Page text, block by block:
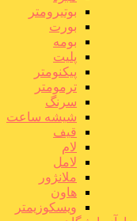
بوتیرومتر
بورت
بومه
پلیت
پیکنومتر
ترمومتر
سرنگ
شیشه ساعت
قیف
لام
لامل
ملانژور
هاون
ویسکوزیمتر